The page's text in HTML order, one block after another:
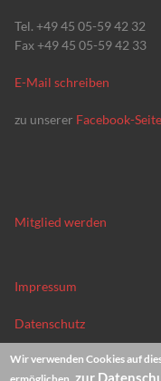
Tel. +49 45 05-59 42 32
Fax +49 45 05-59 42 33
E-Mail schreiben
zu unserer Facebook-Seite
Mitglied werden
Impressum
Datenschutz
News-Archiv
Wir verwenden Cookies auf
zur